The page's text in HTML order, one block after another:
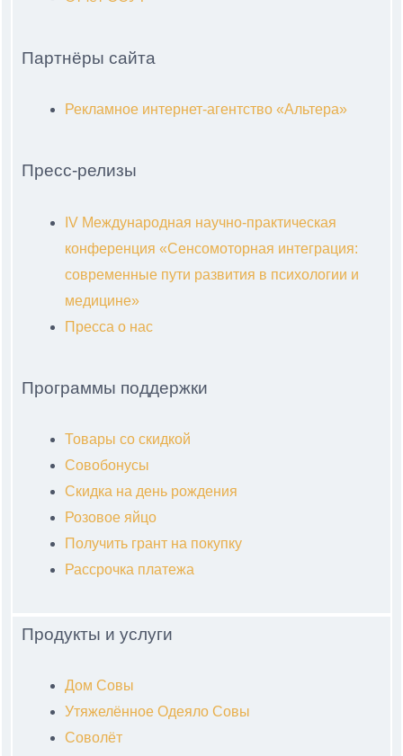
Партнёры сайта
Рекламное интернет-агентство «Альтера»
Пресс-релизы
IV Международная научно-практическая
конференция «Сенсомоторная интеграция:
современные пути развития в психологии и
медицине»
Пресса о нас
Программы поддержки
Товары со скидкой
Совобонусы
Скидка на день рождения
Розовое яйцо
Получить грант на покупку
Рассрочка платежа
Продукты и услуги
Дом Совы
Утяжелённое Одеяло Совы
Соволёт